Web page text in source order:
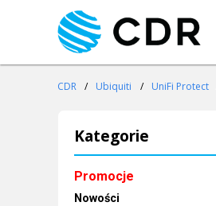
CDR / Ubiquiti / UniFi Protect
Kategorie
Promocje
Nowości